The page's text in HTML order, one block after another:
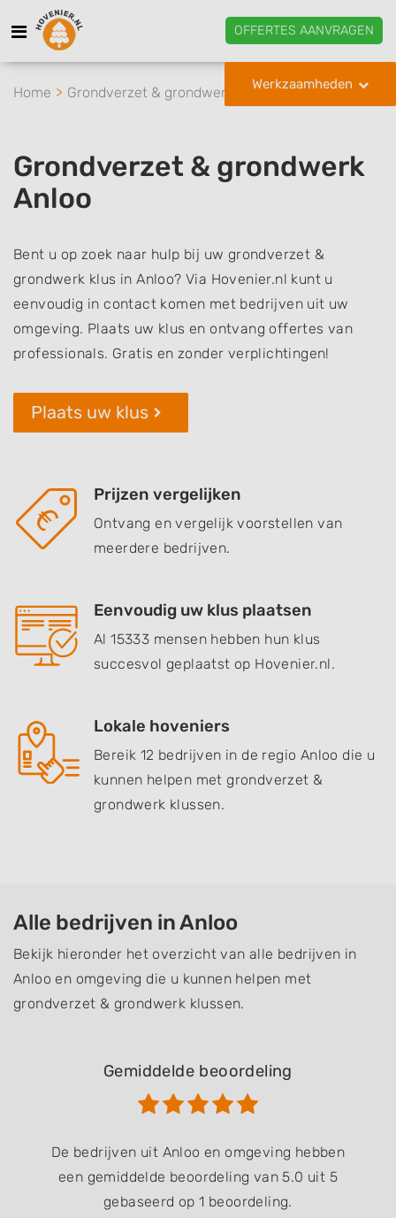
OFFERTES AANVRAGEN
Werkzaamheden
Home Grondverzet & grondwerk Anloo
Grondverzet & grondwerk
Anloo
Bent u op zoek naar hulp bij uw grondverzet &
grondwerk klus in Anloo? Via Hovenier.nl kunt u
eenvoudig in contact komen met bedrijven uit uw
omgeving. Plaats uw klus en ontvang offertes van
professionals. Gratis en zonder verplichtingen!
Plaats uw klus
Prijzen vergelijken
Ontvang en vergelijk voorstellen van
meerdere bedrijven.
Eenvoudig uw klus plaatsen
Al 15333 mensen hebben hun klus
succesvol geplaatst op Hovenier.nl.
Lokale hoveniers
Bereik 12 bedrijven in de regio Anloo die u
kunnen helpen met grondverzet &
grondwerk klussen.
Alle bedrijven in Anloo
Bekijk hieronder het overzicht van alle bedrijven in
Anloo en omgeving die u kunnen helpen met
grondverzet & grondwerk klussen.
Gemiddelde beoordeling
De bedrijven uit Anloo en omgeving hebben
een gemiddelde beoordeling van 5.0 uit 5
gebaseerd op 1 beoordeling.